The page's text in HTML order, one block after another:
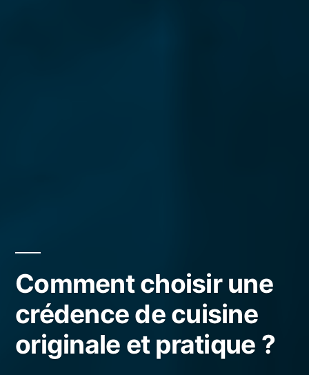
Comment choisir une
crédence de cuisine
originale et pratique ?